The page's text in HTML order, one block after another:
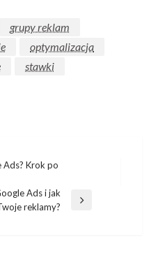
grupy reklam
optymalizacja
stawki
Ads? Krok po
Ads i jak
reklamy?